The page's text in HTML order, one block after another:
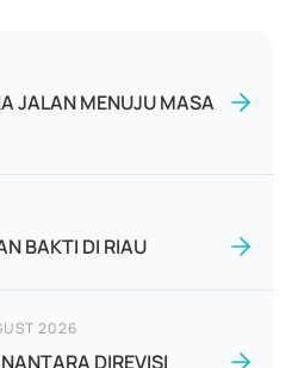
JALAN MENUJU MASA
BAKTI DI RIAU
2026
DIREVISI